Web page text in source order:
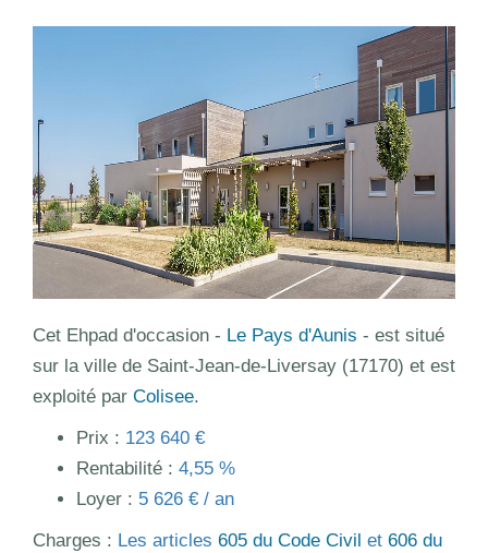
Cet Ehpad d'occasion - Le Pays d'Aunis - est situé
sur la ville de Saint-Jean-de-Liversay (17170) et est
exploité par Colisee.
Prix : 123 640 €
Rentabilité : 4,55 %
Loyer : 5 626 € / an
Charges : Les articles 605 du Code Civil et 606 du